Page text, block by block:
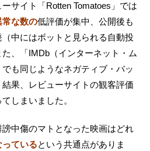
サイト「Rotten Tomatoes」では
常な数の低評価が集中、公開後も
中にはボットと見られる自動投
、「IMDb（インターネット・ム
も同じようなネガティブ・バッ
果、レビューサイトの観客評価
しまいました。
中傷のマトとなった映画はどれ
っているという共通点がありま